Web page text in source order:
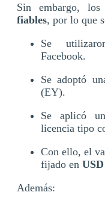
Sin embargo,
fiables, por lo que
Se
Facebook.
Se adoptó
(EY).
Se aplicó
licencia tipo
Con ello, el
fijado en
Además: